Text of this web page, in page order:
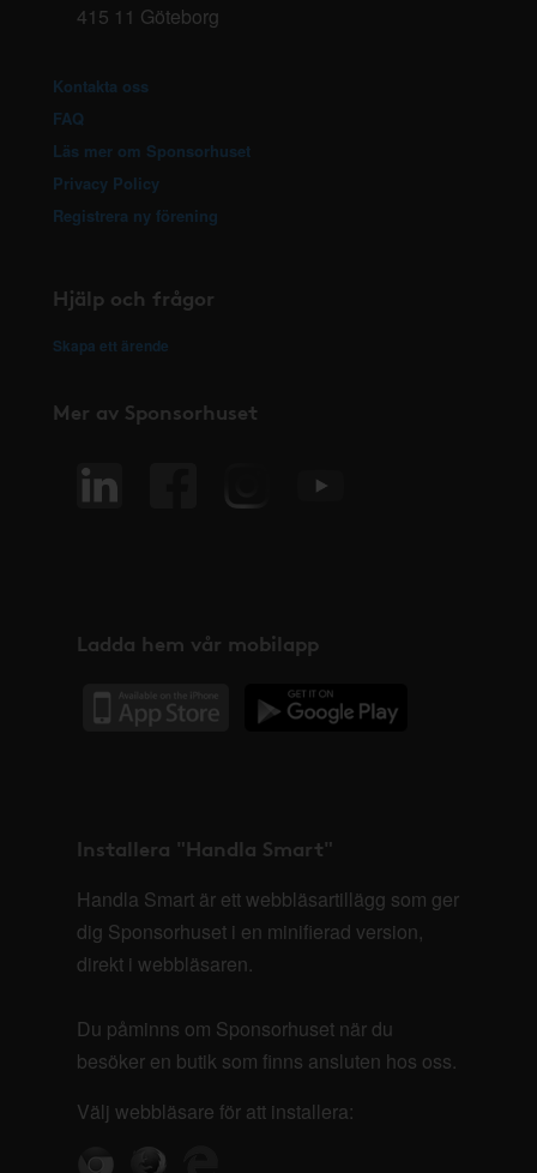
415 11 Göteborg
Kontakta oss
FAQ
Läs mer om Sponsorhuset
Privacy Policy
Registrera ny förening
Hjälp och frågor
Skapa ett ärende
Mer av Sponsorhuset
Ladda hem vår mobilapp
Installera "Handla Smart"
Handla Smart är ett webbläsartillägg som ger
dig Sponsorhuset i en minifierad version,
direkt i webbläsaren.
Du påminns om Sponsorhuset när du
besöker en butik som finns ansluten hos oss.
Välj webbläsare för att installera: